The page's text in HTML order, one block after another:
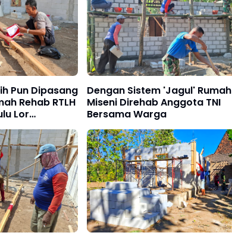
Pun Dipasang
Rehab RTLH
Lor
Dengan Sistem 'Jagul' Rumah
Miseni Direhab Anggota TNI
Bersama Warga